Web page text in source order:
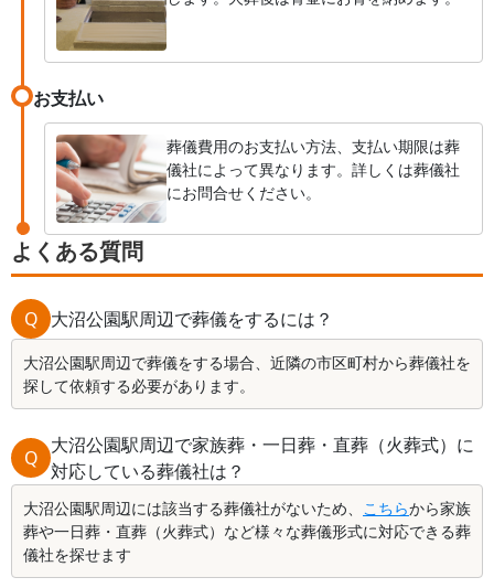
お支払い
葬儀費用のお支払い方法、支払い期限は葬
儀社によって異なります。詳しくは葬儀社
にお問合せください。
よくある質問
Q 大沼公園駅周辺で葬儀をするには？
大沼公園駅周辺で葬儀をする場合、近隣の市区町村から葬儀社を
探して依頼する必要があります。
Q
大沼公園駅周辺で家族葬・一日葬・直葬（火葬式）に
対応している葬儀社は？
大沼公園駅周辺には該当する葬儀社がないため、 こちらから家族
葬や一日葬・直葬（火葬式）など様々な葬儀形式に対応できる葬
儀社を探せます